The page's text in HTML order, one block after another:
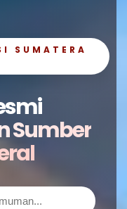
SUMATERA
Sumber